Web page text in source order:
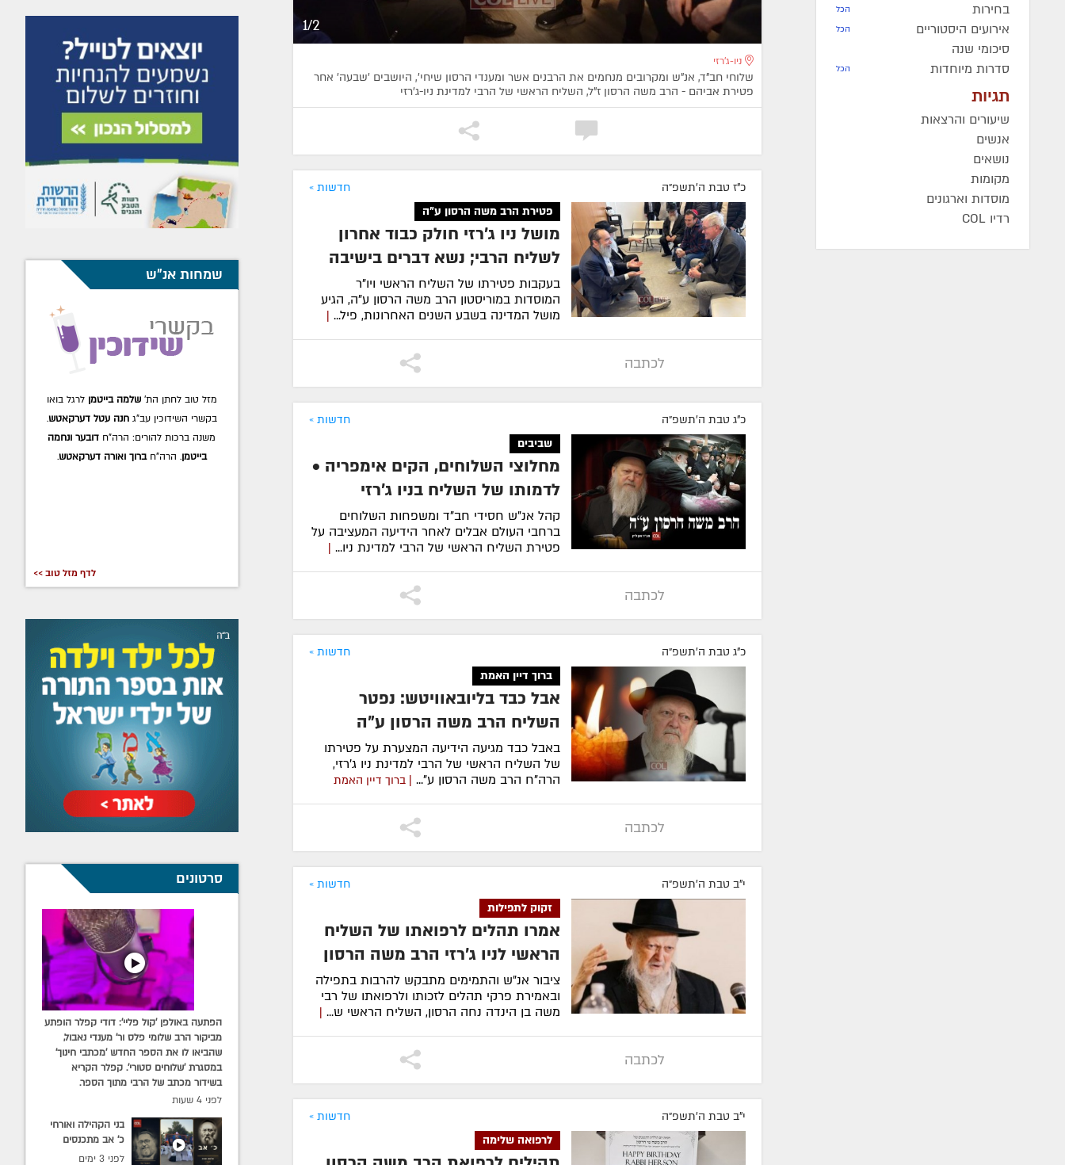
בחירות הכל
אירועים היסטוריים הכל
סיכומי שנה
סדרות מיוחדות
הכל
תגיות
שיעורים והרצאות
אנשים
נושאים
מקומות
מוסדות וארגונים
רדיו COL
1/2
ניו-ג'רזי
שלוחי חב"ד, אנ"ש ומקרובים מנחמים את הרבנים אשר ומענדי הרסון שיחי', היושבים 'שבעה' אחר
פטירת אביהם - הרב משה הרסון ז"ל, השליח הראשי של הרבי למדינת ניו-ג'רזי
כ"ז טבת ה׳תשפ״ה
חדשות »
פטירת הרב משה הרסון ע"ה
מושל ניו ג'רזי חולק כבוד אחרון
לשליח הרבי; נשא דברים בישיבה
בעקבות פטירתו של השליח הראשי ויו"ר
המוסדות במוריסטון הרב משה הרסון ע"ה, הגיע
מושל המדינה בשבע השנים האחרונות, פיל...
לכתבה
כ"ג טבת ה׳תשפ״ה
חדשות »
שביבים
מחלוצי השלוחים, הקים אימפריה •
לדמותו של השליח בניו ג'רזי
קהל אנ"ש חסידי חב"ד ומשפחות השלוחים
ברחבי העולם אבלים לאחר הידיעה המעציבה על
פטירת השליח הראשי של הרבי למדינת ניו...
לכתבה
כ"ג טבת ה׳תשפ״ה
חדשות »
ברוך דיין האמת
אבל כבד בליובאוויטש: נפטר
השליח הרב משה הרסון ע"ה
באבל כבד מגיעה הידיעה המצערת על פטירתו
של השליח הראשי של הרבי למדינת ניו ג'רזי,
הרה"ח הרב משה הרסון ע"...
| ברוך דיין האמת
לכתבה
י"ב טבת ה׳תשפ״ה
חדשות »
זקוק לתפילות
אמרו תהלים לרפואתו של השליח
הראשי לניו ג'רזי הרב משה הרסון
ציבור אנ"ש והתמימים מתבקש להרבות בתפילה
ובאמירת פרקי תהלים לזכותו ולרפואתו של רבי
משה בן הינדה נחה הרסון, השליח הראשי ש...
לכתבה
י"ב טבת ה׳תשפ״ה
חדשות »
לרפואה שלימה
שמחות אנ"ש
מזל טוב לחתן הת'מוישי סלונים (ירושלים
ת''ו) לרגל בואו בקשרי השידוכין עב"גחני
רבינוביץ'(כפר חב''ד). משנה ברכות להורים:
הרה"חיוסף יצחק וזהבה סלונים. הרה"ח
לדף מזל טוב >>
סרטונים
הפתעה באולפן 'קול פליי': דודי קפלר הופתע
מביקור הרב שלומי פלס ור' מענדי נאבול,
שהביאו לו את הספר החדש 'מכתבי חינוך'
במסגרת 'שלוחים סטורי'. קפלר הקריא
בשידור מכתב של הרבי מתוך הספר.
לפני 4 שעות
בני הקהילה ואורחי
כ׳ אב מתכנסים
בבית חב״ד המרכזי
לפני 3 ימים